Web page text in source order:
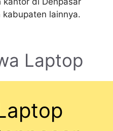
lainnya.
Laptop